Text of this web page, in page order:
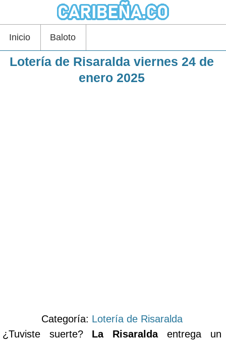
Inicio Baloto
Lotería de Risaralda viernes 24 de
enero 2025
Categoría: Lotería de Risaralda
¿Tuviste suerte? La Risaraldaentrega un